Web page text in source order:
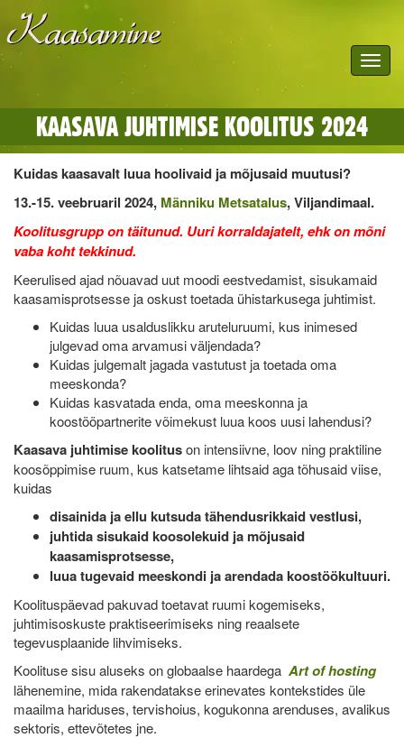
Toggle
KAASAVA JUHTIMISE KOOLITUS 2024
Kuidas kaasavalt luua hoolivaid ja mõjusaid muutusi?
13.-15. veebruaril 2024, Männiku Metsatalus, Viljandimaal.
Koolitusgrupp on täitunud. Uuri korraldajatelt, ehk on mõni
vaba koht tekkinud.
Keerulised ajad nõuavad uut moodi eestvedamist, sisukamaid
kaasamisprotsesse ja oskust toetada ühistarkusega juhtimist.
Kuidas luua usalduslikku aruteluruumi, kus inimesed
julgevad oma arvamusi väljendada?
Kuidas julgemalt jagada vastutust ja toetada oma
meeskonda?
Kuidas kasvatada enda, oma meeskonna ja
koostööpartnerite võimekust luua koos uusi lahendusi?
Kaasava juhtimise koolituson intensiivne, loov ning praktiline
koosõppimise ruum, kus katsetame lihtsaid aga tõhusaid viise,
kuidas
disainida ja ellu kutsuda tähendusrikkaid vestlusi,
juhtida sisukaid koosolekuid ja mõjusaid
kaasamisprotsesse,
luua tugevaid meeskondi ja arendada koostöökultuuri.
Koolituspäevad pakuvad toetavat ruumi kogemiseks,
juhtimisoskuste praktiseerimiseks ning reaalsete
tegevusplaanide lihvimiseks.
Koolituse sisu aluseks on globaalse haardega Art of hosting
lähenemine, mida rakendatakse erinevates kontekstides üle
maailma hariduses, tervishoius, kogukonna arenduses, avalikus
sektoris, ettevõtetes jne.